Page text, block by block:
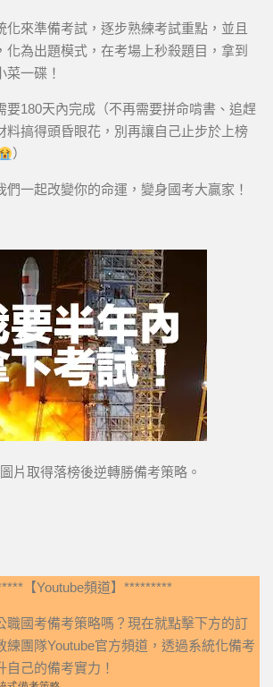
化來準備考試，逐步熟練考試重點，並且
化為出題模式，在考場上秒殺題目，拿到
菜一碟！
要180天內完成（不再需要拼命啃書、追趕
料搞得頭昏眼花，別再讓自己止步於上榜
）
們一起改變你的命運，變身國考大贏家！
片取得落榜後逆轉勝備考策略。
【Youtube頻道】*********
職國考備考策略嗎？現在就點擊下方的訂
練團隊Youtube官方頻道，透過系統化備考
己的備考實力！